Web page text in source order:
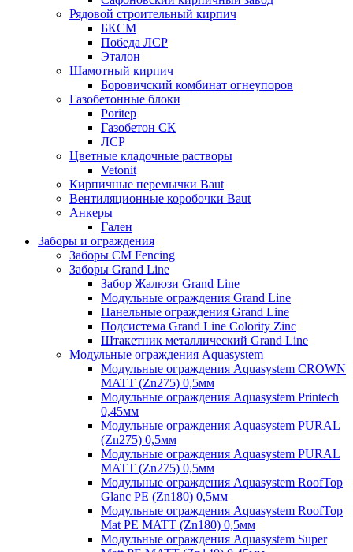
Рядовой строительный кирпич
БКСМ
Победа ЛСР
Эталон
Шамотный кирпич
Боровичский комбинат огнеупоров
Газобетонные блоки
Poritep
Газобетон СК
ЛСР
Цветные кладочные растворы
Vetonit
Кирпичные перемычки Baut
Вентиляционные коробочки Baut
Анкеры
Гален
Заборы и ограждения
Заборы CM Fencing
Заборы Grand Line
Забор Жалюзи Grand Line
Модульные ограждения Grand Line
Панельные ограждения Grand Line
Подсистема Grand Line Colority Zinc
Штакетник металлический Grand Line
Модульные ограждения Aquasystem
Модульные ограждения Aquasystem CROWN
MATT (Zn275) 0,5мм
Модульные ограждения Aquasystem Printech
0,45мм
Модульные ограждения Aquasystem PURAL
(Zn275) 0,5мм
Модульные ограждения Aquasystem PURAL
MATT (Zn275) 0,5мм
Модульные ограждения Aquasystem RoofTop
Glanc PE (Zn180) 0,5мм
Модульные ограждения Aquasystem RoofTop
Mat PE MATT (Zn180) 0,5мм
Модульные ограждения Aquasystem Super